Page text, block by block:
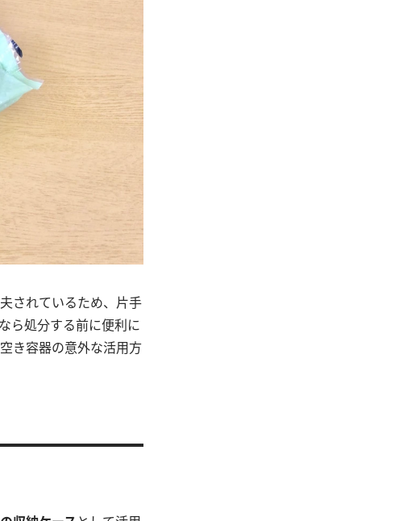
されているため、片手
ら処分する前に便利に
き容器の意外な活用方